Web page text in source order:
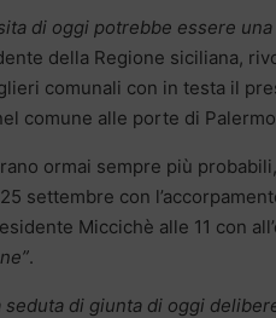
di oggi potrebbe essere
della Regione siciliana,
comunali con in testa il
comune alle porte di
ormai sempre più
settembre con
Miccichè alle 11 con
.
seduta di giunta di oggi